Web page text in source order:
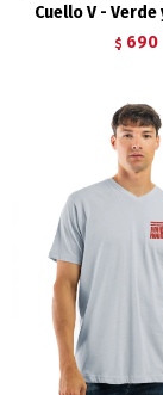
Cuello V -
$ 690